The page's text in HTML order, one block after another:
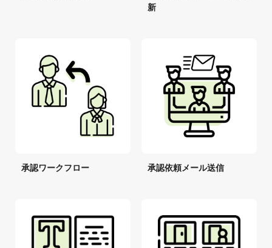
新
承認ワークフロー 承認依頼メール送信